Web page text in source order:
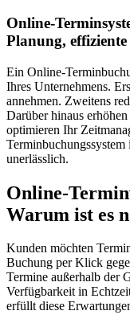
Online-
Planung,
Ein Online-
Ihres Unternehmens.
annehmen. Zweitens
Darüber hinaus
optimieren Ihr
unerlässlich.
Online-
Warum ist es
Kunden möchten
Buchung per Klick
Termine außerhalb der
Verfügbarkeit in
erfüllt diese